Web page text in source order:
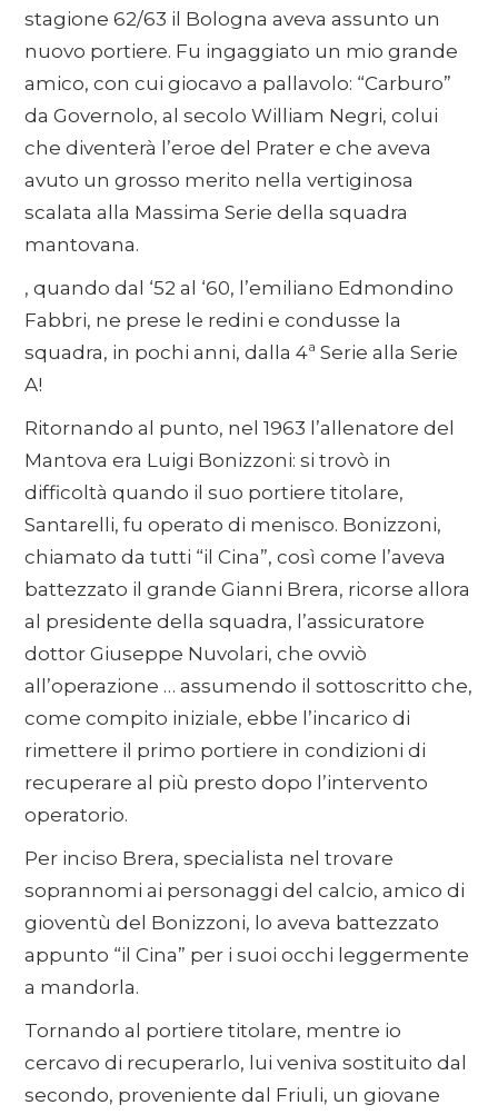
stagione 62/63 il Bologna aveva assunto un
nuovo portiere. Fu ingaggiato un mio grande
amico, con cui giocavo a pallavolo: “Carburo”
da Governolo, al secolo William Negri, colui
che diventerà l’eroe del Prater e che aveva
avuto un grosso merito nella vertiginosa
scalata alla Massima Serie della squadra
mantovana.
, quando dal ‘52 al ‘60, l’emiliano Edmondino
Fabbri, ne prese le redini e condusse la
squadra, in pochi anni, dalla 4ª Serie alla Serie
A!
Ritornando al punto, nel 1963 l’allenatore del
Mantova era Luigi Bonizzoni: si trovò in
difficoltà quando il suo portiere titolare,
Santarelli, fu operato di menisco. Bonizzoni,
chiamato da tutti “il Cina”, così come l’aveva
battezzato il grande Gianni Brera, ricorse allora
al presidente della squadra, l’assicuratore
dottor Giuseppe Nuvolari, che ovviò
all’operazione … assumendo il sottoscritto che,
come compito iniziale, ebbe l’incarico di
rimettere il primo portiere in condizioni di
recuperare al più presto dopo l’intervento
operatorio.
Per inciso Brera, specialista nel trovare
soprannomi ai personaggi del calcio, amico di
gioventù del Bonizzoni, lo aveva battezzato
appunto “il Cina” per i suoi occhi leggermente
a mandorla.
Tornando al portiere titolare, mentre io
cercavo di recuperarlo, lui veniva sostituito dal
secondo, proveniente dal Friuli, un giovane